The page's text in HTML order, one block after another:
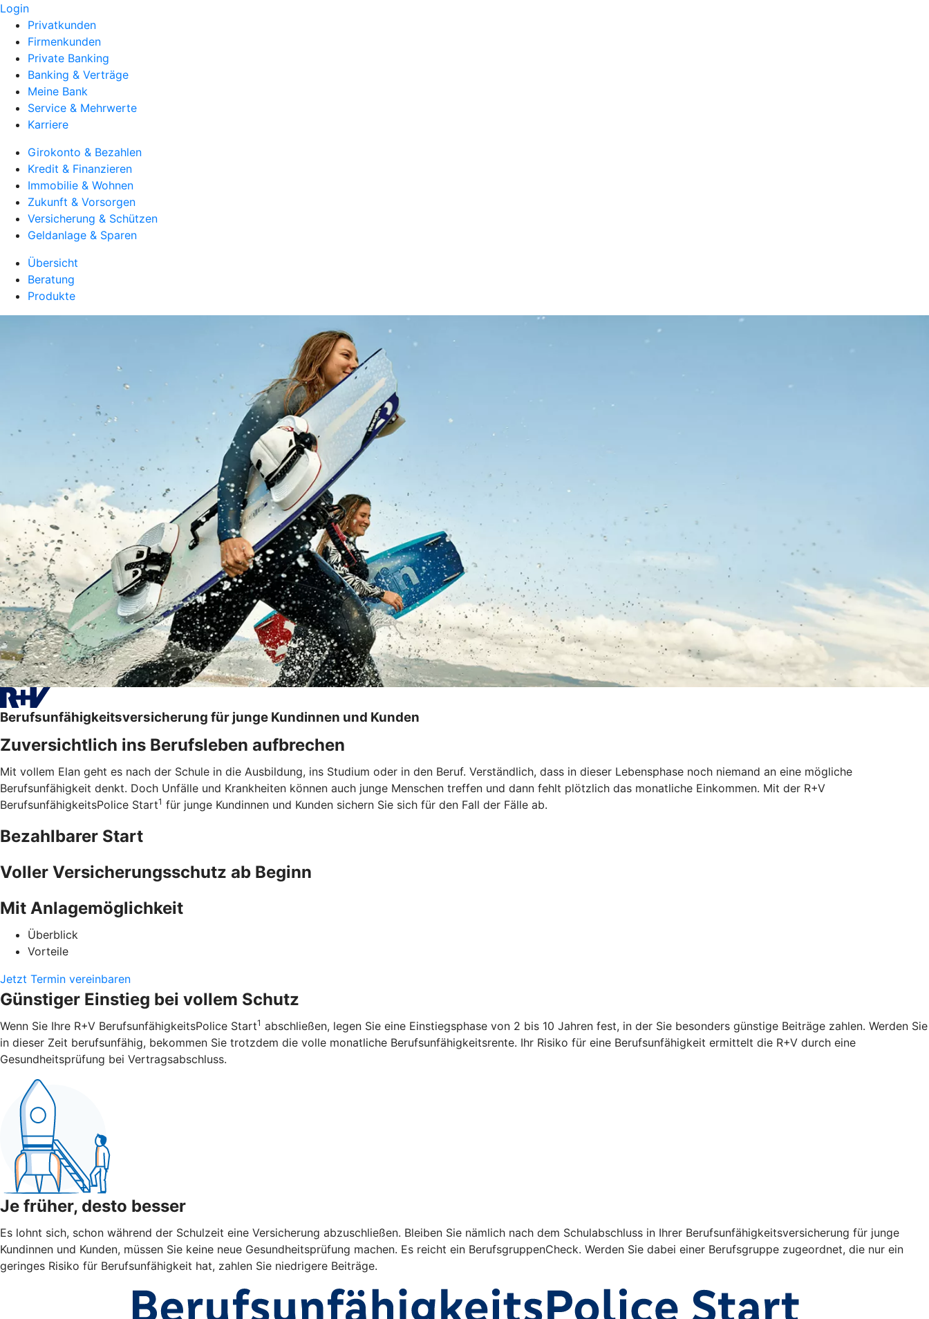
Login
Privatkunden
Firmenkunden
Private Banking
Banking & Verträge
Meine Bank
Service & Mehrwerte
Karriere
Girokonto & Bezahlen
Kredit & Finanzieren
Immobilie & Wohnen
Zukunft & Vorsorgen
Versicherung & Schützen
Geldanlage & Sparen
Übersicht
Beratung
Produkte
Berufsunfähigkeitsversicherung für junge Kundinnen und Kunden
Zuversichtlich ins Berufsleben aufbrechen
Mit vollem Elan geht es nach der Schule in die Ausbildung, ins Studium oder in den Beruf. Verständlich, dass in dieser Lebensphase noch niemand an eine mögliche
Berufsunfähigkeit denkt. Doch Unfälle und Krankheiten können auch junge Menschen treffen und dann fehlt plötzlich das monatliche Einkommen. Mit der R+V
BerufsunfähigkeitsPolice Start1 für junge Kundinnen und Kunden sichern Sie sich für den Fall der Fälle ab.
Bezahlbarer Start
Voller Versicherungsschutz ab Beginn
Mit Anlagemöglichkeit
Überblick
Vorteile
Jetzt Termin vereinbaren
Günstiger Einstieg bei vollem Schutz
Wenn Sie Ihre R+V BerufsunfähigkeitsPolice Start1 abschließen, legen Sie eine Einstiegsphase von 2 bis 10 Jahren fest, in der Sie besonders günstige Beiträge zahlen. Werden Sie
in dieser Zeit berufsunfähig, bekommen Sie trotzdem die volle monatliche Berufsunfähigkeitsrente. Ihr Risiko für eine Berufsunfähigkeit ermittelt die R+V durch eine
Gesundheitsprüfung bei Vertragsabschluss.
Je früher, desto besser
Es lohnt sich, schon während der Schulzeit eine Versicherung abzuschließen. Bleiben Sie nämlich nach dem Schulabschluss in Ihrer Berufsunfähigkeitsversicherung für junge
Kundinnen und Kunden, müssen Sie keine neue Gesundheitsprüfung machen. Es reicht ein BerufsgruppenCheck. Werden Sie dabei einer Berufsgruppe zugeordnet, die nur ein
geringes Risiko für Berufsunfähigkeit hat, zahlen Sie niedrigere Beiträge.